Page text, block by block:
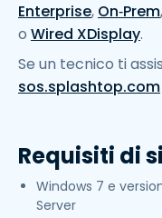
Enterprise, On‑Prem,
o Wired XDisplay.
Se un tecnico ti
sos.splashtop.com
Requisiti di
Windows 7 e
Server